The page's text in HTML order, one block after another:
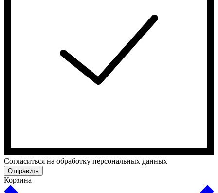
Cогласиться на обработку персональных данных
Отправить
Корзина